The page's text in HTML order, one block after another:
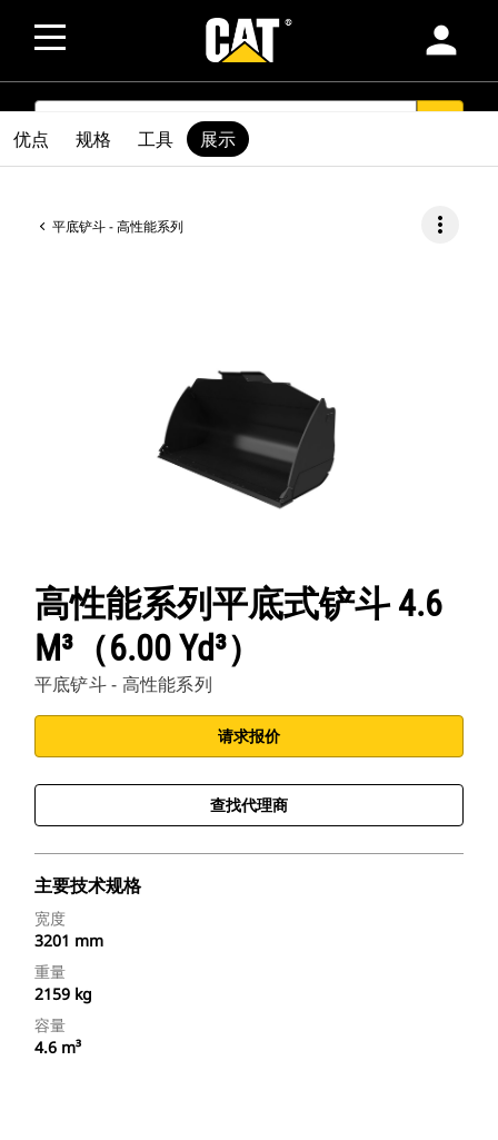
person
SEARCH
平底铲斗 - 高性能系列 more_vert
高性能系列平底式铲斗 4.6
M³（6.00 Yd³）
平底铲斗 - 高性能系列
请求报价
查找代理商
主要技术规格
宽度
3201 mm
重量
2159 kg
容量
4.6 m³
优点 规格 工具 展示